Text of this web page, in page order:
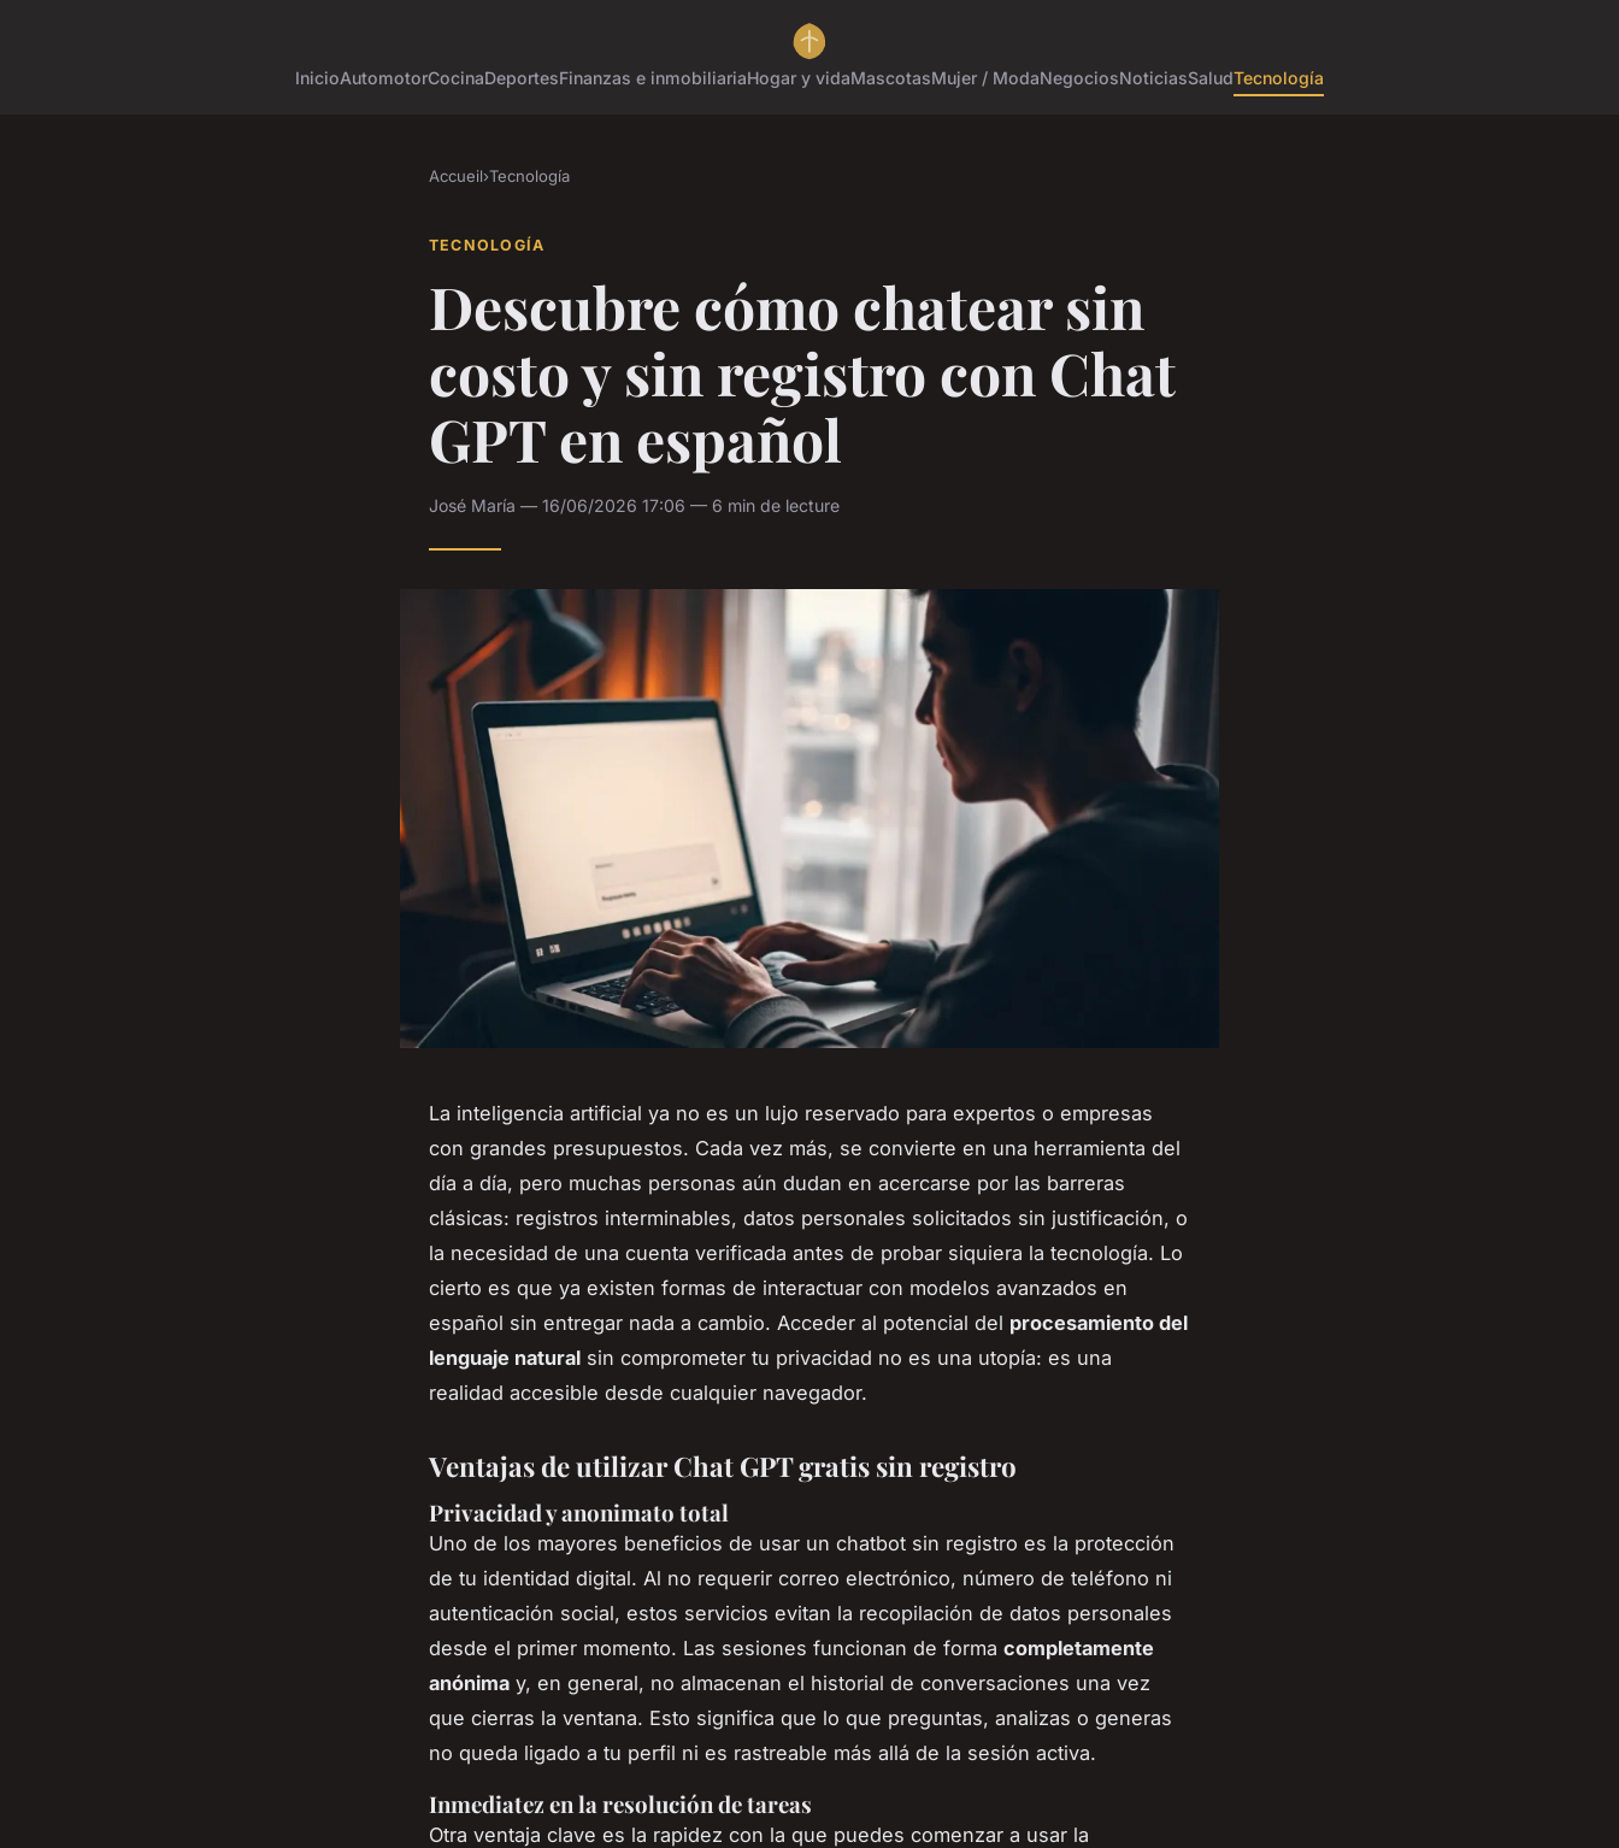
InicioAutomotorCocinaDeportesFinanzas e inmobiliariaHogar y vidaMascotasMujer / ModaNegociosNoticiasSaludTecnología
Accueil›Tecnología
TECNOLOGÍA
Descubre cómo chatear sin
costo y sin registro con Chat
GPT en español
José María — 16/06/2026 17:06 — 6 min de lecture
La inteligencia artificial ya no es un lujo reservado para expertos o empresas
con grandes presupuestos. Cada vez más, se convierte en una herramienta del
día a día, pero muchas personas aún dudan en acercarse por las barreras
clásicas: registros interminables, datos personales solicitados sin justificación, o
la necesidad de una cuenta verificada antes de probar siquiera la tecnología. Lo
cierto es que ya existen formas de interactuar con modelos avanzados en
español sin entregar nada a cambio. Acceder al potencial del procesamiento del
lenguaje natural sin comprometer tu privacidad no es una utopía: es una
realidad accesible desde cualquier navegador.
Ventajas de utilizar Chat GPT gratis sin registro
Privacidad y anonimato total
Uno de los mayores beneficios de usar un chatbot sin registro es la protección
de tu identidad digital. Al no requerir correo electrónico, número de teléfono ni
autenticación social, estos servicios evitan la recopilación de datos personales
desde el primer momento. Las sesiones funcionan de forma completamente
anónima y, en general, no almacenan el historial de conversaciones una vez
que cierras la ventana. Esto significa que lo que preguntas, analizas o generas
no queda ligado a tu perfil ni es rastreable más allá de la sesión activa.
Inmediatez en la resolución de tareas
Otra ventaja clave es la rapidez con la que puedes comenzar a usar la